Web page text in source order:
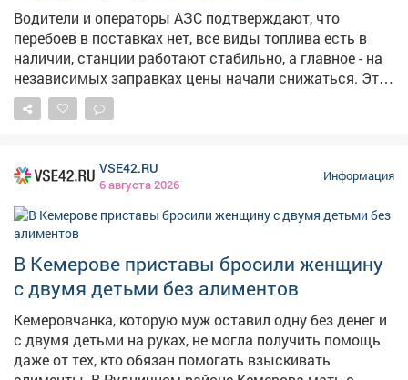
Водители и операторы АЗС подтверждают, что
перебоев в поставках нет, все виды топлива есть в
наличии, станции работают стабильно, а главное - на
независимых заправках цены начали снижаться. Это
хорошие новости. Но вопрос остается на контроле -
будем и дальше работать с оптовиками, розничными
VSE42.RU
6 августа 2026
Информация
В Кемерове приставы бросили женщину
с двумя детьми без алиментов
Кемеровчанка, которую муж оставил одну без денег и
с двумя детьми на руках, не могла получить помощь
даже от тех, кто обязан помогать взыскивать